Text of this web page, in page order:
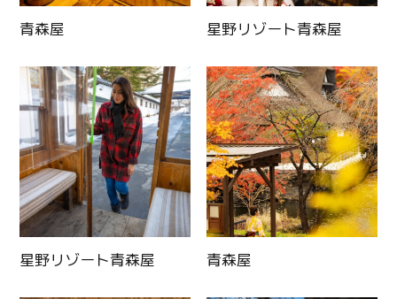
青森屋 星野リゾート青森屋
星野リゾート青森屋 青森屋